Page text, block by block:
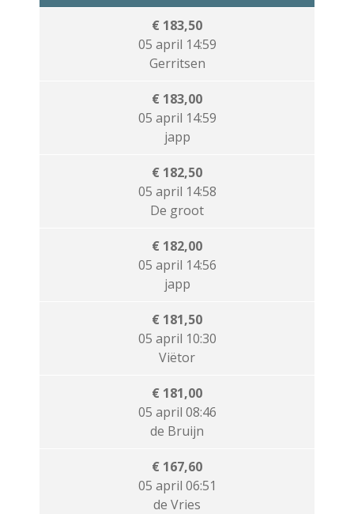
€ 183,50
05 april 14:59
Gerritsen
€ 183,00
05 april 14:59
japp
€ 182,50
05 april 14:58
De groot
€ 182,00
05 april 14:56
japp
€ 181,50
05 april 10:30
Viëtor
€ 181,00
05 april 08:46
de Bruijn
€ 167,60
05 april 06:51
de Vries